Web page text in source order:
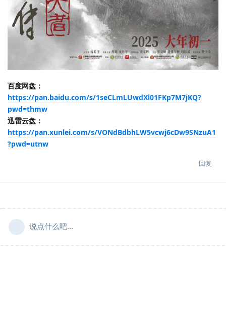
百度网盘：
https://pan.baidu.com/s/1seCLmLUwdXl01FKp7M7jKQ?
pwd=thmw
迅雷云盘：
https://pan.xunlei.com/s/VONdBdbhLW5vcwj6cDw9SNzuA1
?pwd=utnw
回复
说点什么吧...